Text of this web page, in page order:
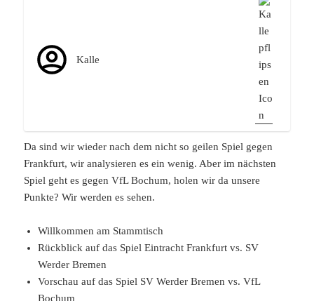
Kalle
Da sind wir wieder nach dem nicht so geilen Spiel gegen
Frankfurt, wir analysieren es ein wenig. Aber im nächsten
Spiel geht es gegen VfL Bochum, holen wir da unsere
Punkte? Wir werden es sehen.
Willkommen am Stammtisch
Rückblick auf das Spiel Eintracht Frankfurt vs. SV
Werder Bremen
Vorschau auf das Spiel SV Werder Bremen vs. VfL
Bochum